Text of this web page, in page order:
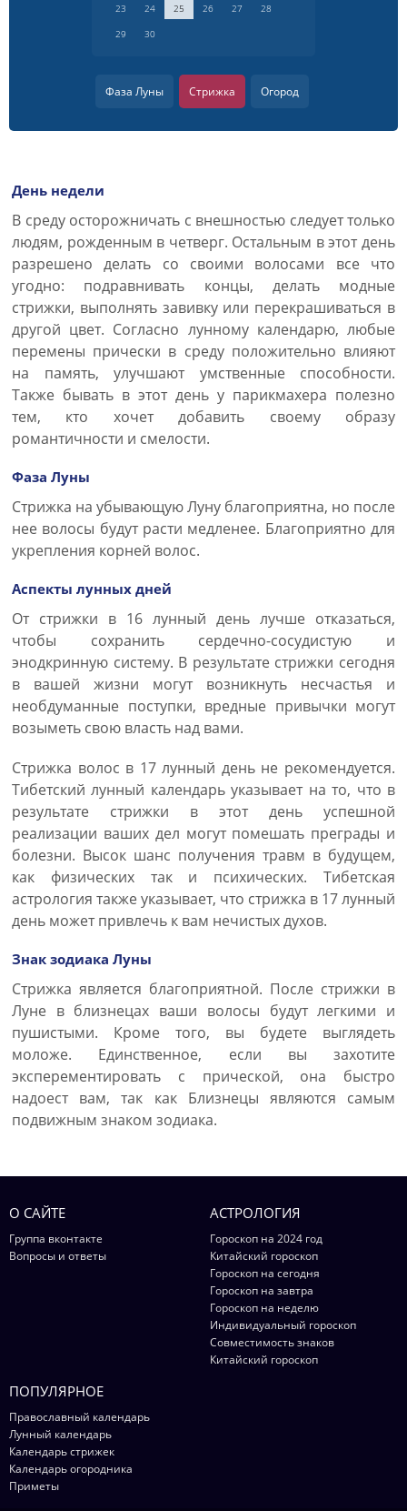
23
24 25 26 27
28
29
30
Фаза Луны Стрижка Огород
День недели
В среду осторожничать с внешностью следует только
людям, рожденным в четверг. Остальным в этот день
разрешено делать со своими волосами все что
угодно: подравнивать концы, делать модные
стрижки, выполнять завивку или перекрашиваться в
другой цвет. Согласно лунному календарю, любые
перемены прически в среду положительно влияют
на память, улучшают умственные способности.
Также бывать в этот день у парикмахера полезно
тем, кто хочет добавить своему образу
романтичности и смелости.
Фаза Луны
Стрижка на убывающую Луну благоприятна, но после
нее волосы будут расти медленее. Благоприятно для
укрепления корней волос.
Аспекты лунных дней
От стрижки в 16 лунный день лучше отказаться,
чтобы сохранить сердечно-сосудистую и
энодкринную систему. В результате стрижки сегодня
в вашей жизни могут возникнуть несчастья и
необдуманные поступки, вредные привычки могут
возыметь свою власть над вами.
Стрижка волос в 17 лунный день не рекомендуется.
Тибетский лунный календарь указывает на то, что в
результате стрижки в этот день успешной
реализации ваших дел могут помешать преграды и
болезни. Высок шанс получения травм в будущем,
как физических так и психических. Тибетская
астрология также указывает, что стрижка в 17 лунный
день может привлечь к вам нечистых духов.
Знак зодиака Луны
Стрижка является благоприятной. После стрижки в
Луне в близнецах ваши волосы будут легкими и
пушистыми. Кроме того, вы будете выглядеть
моложе. Единственное, если вы захотите
эксперементировать с прической, она быстро
надоест вам, так как Близнецы являются самым
подвижным знаком зодиака.
О САЙТЕ
Группа вконтакте
Вопросы и ответы
АСТРОЛОГИЯ
Гороскоп на 2024 год
Китайский гороскоп
Гороскоп на сегодня
Гороскоп на завтра
Гороскоп на неделю
Индивидуальный гороскоп
Совместимость знаков
Китайский гороскоп
ПОПУЛЯРНОЕ
Православный календарь
Лунный календарь
Календарь стрижек
Календарь огородника
Приметы